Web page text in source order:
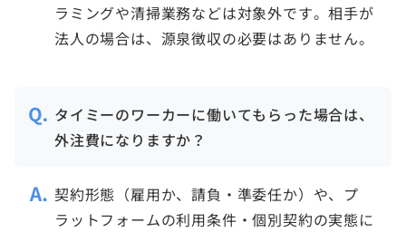
ラミングや清掃業務などは対象外です。相手が
法人の場合は、源泉徴収の必要はありません。
タイミーのワーカーに働いてもらった場合は、
外注費になりますか？
契約形態（雇用か、請負・準委任か）や、プ
ラットフォームの利用条件・個別契約の実態に